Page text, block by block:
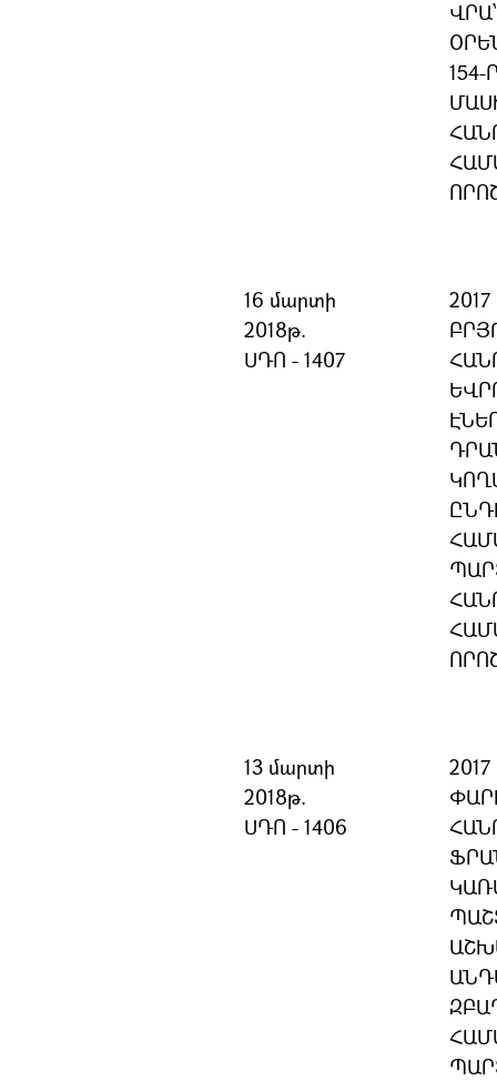
16 մարտի
2018թ.
ՍԴՈ - 1407
13 մարտի
2018թ.
ՍԴՈ - 1406